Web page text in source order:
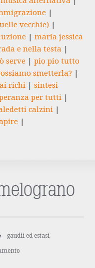
vecchie)
|maria jessica
e nella testa
serve |pio pio tutto
smetterla?
richi |sintesi
per tutti
calzini
gaudii ed estasi